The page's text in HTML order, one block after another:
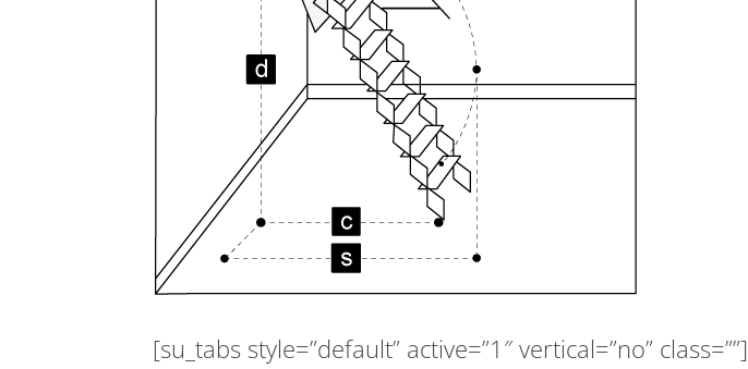
[su_tabs style=”default” active=”1″ vertical=”no” class=””]